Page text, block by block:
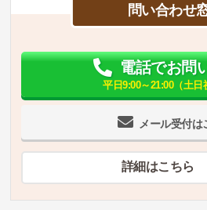
問い合わせ
メール受付は
電話でお問
平日9:00～21:00（土日
詳細はこちら